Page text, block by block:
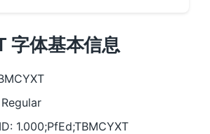
字体基本信息
1.000;PfEd;TBMCYXT